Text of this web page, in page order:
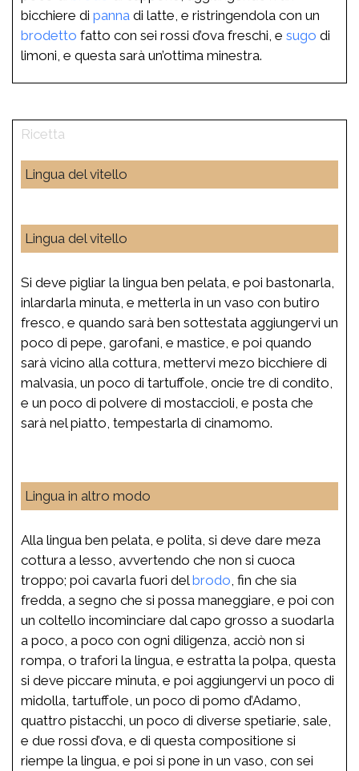
bicchiere di panna di latte, e ristringendola con un
brodetto fatto con sei rossi d’ova freschi, e sugo di
limoni, e questa sarà un’ottima minestra.
Lingua del vitello
Lingua del vitello
Si deve pigliar la lingua ben pelata, e poi bastonarla,
inlardarla minuta, e metterla in un vaso con butiro
fresco, e quando sarà ben sottestata aggiungervi un
poco di pepe, garofani, e mastice, e poi quando
sarà vicino alla cottura, mettervi mezo bicchiere di
malvasia, un poco di tartuffole, oncie tre di condito,
e un poco di polvere di mostaccioli, e posta che
sarà nel piatto, tempestarla di cinamomo.
Lingua in altro modo
Alla lingua ben pelata, e polita, si deve dare meza
cottura a lesso, avvertendo che non si cuoca
troppo; poi cavarla fuori delbrodo , fin che sia
fredda, a segno che si possa maneggiare, e poi con
un coltello incominciare dal capo grosso a suodarla
a poco, a poco con ogni diligenza, acciò non si
rompa, o trafori la lingua, e estratta la polpa, questa
si deve piccare minuta, e poi aggiungervi un poco di
midolla, tartuffole, un poco di pomo d’Adamo
quattro pistacchi, un poco di diverse spetiarie, sale,
e due rossi d’ova, e di questa compositione si
riempe la lingua, e poi si pone in un vaso, con sei